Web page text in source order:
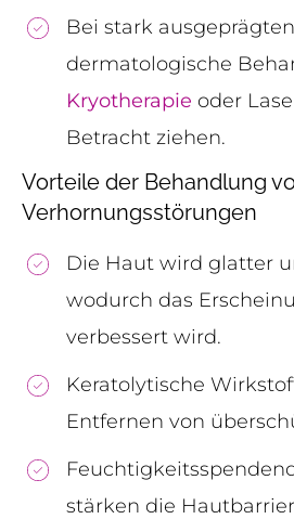
Bei stark
dermatologische
Kryotherapie oder
Betracht ziehen.
Vorteile der Behandlung
Verhornungsstörungen
Die Haut wird glatter
wodurch das
verbessert wird.
Keratolytische
Entfernen von
stärken die